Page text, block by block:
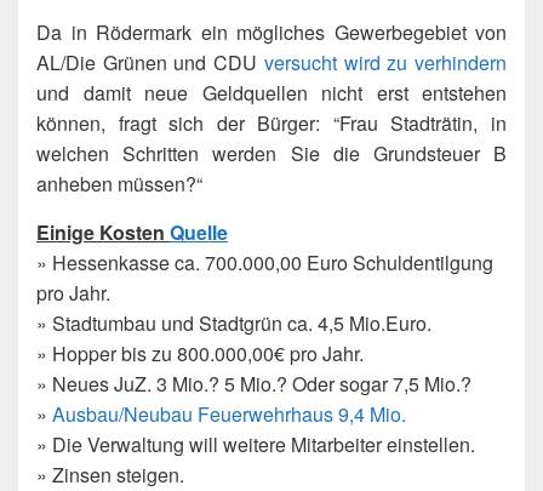
Da in Rödermark ein mögliches Gewerbegebiet von
AL/Die Grünen und CDU versucht wird zu verhindern
und damit neue Geldquellen nicht erst entstehen
können, fragt sich der Bürger: “Frau Stadträtin, in
welchen Schritten werden Sie die Grundsteuer B
anheben müssen?“
Einige Kosten Quelle
» Hessenkasse ca. 700.000,00 Euro Schuldentilgung
pro Jahr.
» Stadtumbau und Stadtgrün ca. 4,5 Mio.Euro.
» Hopper bis zu 800.000,00€ pro Jahr.
» Neues JuZ. 3 Mio.? 5 Mio.? Oder sogar 7,5 Mio.?
» Ausbau/Neubau Feuerwehrhaus 9,4 Mio.
» Die Verwaltung will weitere Mitarbeiter einstellen.
» Zinsen steigen.